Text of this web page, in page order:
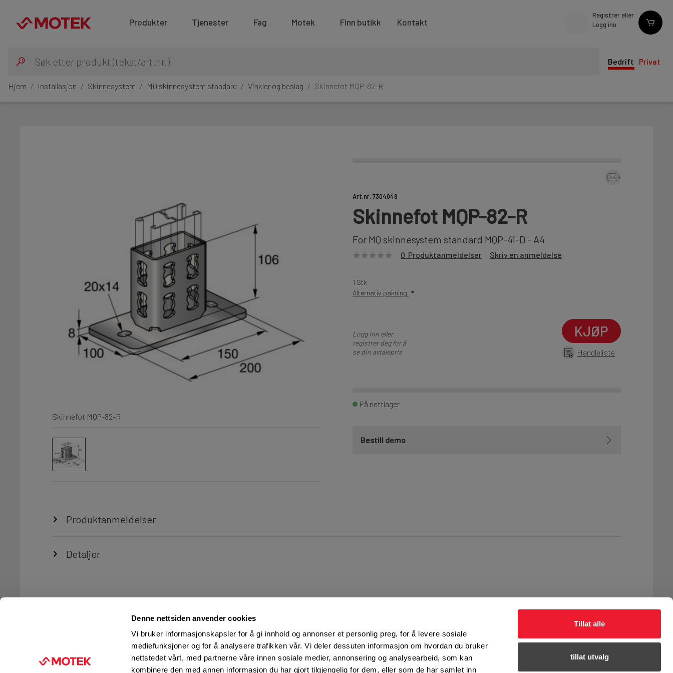
Denne nettsiden anvender cookies
Vi bruker informasjonskapsler for å gi innhold og annonser et personlig preg, for å levere sosiale
mediefunksjoner og for å analysere trafikken vår. Vi deler dessuten informasjon om hvordan du bruker
nettstedet vårt, med partnerne våre innen sosiale medier, annonsering og analysearbeid, som kan
kombinere den med annen informasjon du har gjort tilgjengelig for dem, eller som de har samlet inn
Tillat alle
tillat utvalg
Produkter Tjenester Fag Motek Finn butikk Kontakt
Registrer eller
Logg inn
Bedrift Privat
Hjem Installasjon Skinnesystem MQ skinnesystem standard Vinkler og beslag Skinnefot MQP-82-R
Skinnefot MQP-82-R
Art.nr. 7304048
Skinnefot MQP-82-R
For MQ skinnesystem standard MQP-41-D - A4
0 Produktanmeldelser Skriv en anmeldelse
1 Stk
Alternativ pakning
Logg inn eller
registrer deg for å
se din avtalepris
KJØP
Handleliste
På nettlager
Bestill demo
Produktanmeldelser
Detaljer
FIRMAINFORMASJON
TJENESTER
FØLG OSS PÅ
KUNDESERVICE: